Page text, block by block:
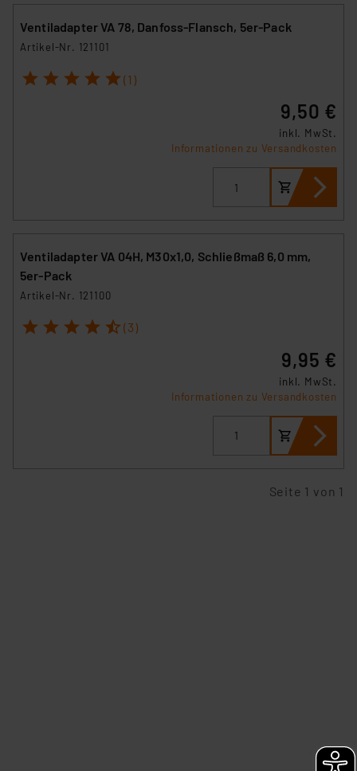
Ventiladapter VA 78, Danfoss-Flansch, 5er-Pack
Artikel-Nr. 121101
1 2 3 4 5 (1)
9,50 €
inkl. MwSt.
Informationen zu Versandkosten
Ventiladapter VA 04H, M30x1,0, Schließmaß 6,0 mm,
5er-Pack
Artikel-Nr. 121100
1 2 3 4 5 (3)
9,95 €
inkl. MwSt.
Informationen zu Versandkosten
Seite 1 von 1